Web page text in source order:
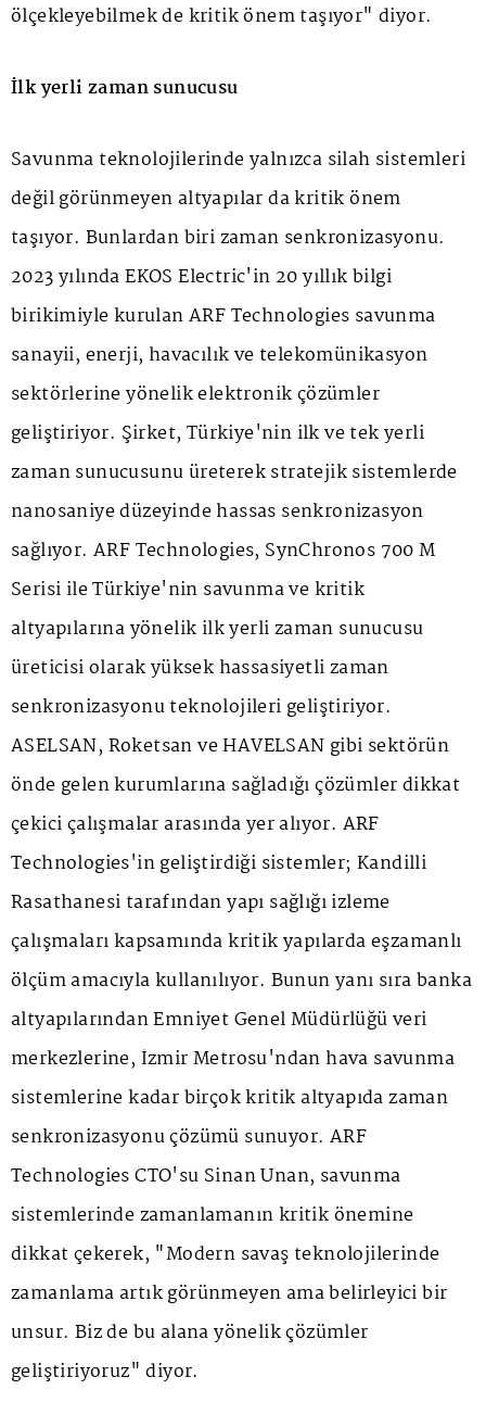
ölçekleyebilmek de kritik önem taşıyor" diyor.
İlk yerli zaman sunucusu
Savunma teknolojilerinde yalnızca silah sistemleri
değil görünmeyen altyapılar da kritik önem
taşıyor. Bunlardan biri zaman senkronizasyonu.
2023 yılında EKOS Electric'in 20 yıllık bilgi
birikimiyle kurulan ARF Technologies savunma
sanayii, enerji, havacılık ve telekomünikasyon
sektörlerine yönelik elektronik çözümler
geliştiriyor. Şirket, Türkiye'nin ilk ve tek yerli
zaman sunucusunu üreterek stratejik sistemlerde
nanosaniye düzeyinde hassas senkronizasyon
sağlıyor. ARF Technologies, SynChronos 700 M
Serisi ile Türkiye'nin savunma ve kritik
altyapılarına yönelik ilk yerli zaman sunucusu
üreticisi olarak yüksek hassasiyetli zaman
senkronizasyonu teknolojileri geliştiriyor.
ASELSAN, Roketsan ve HAVELSAN gibi sektörün
önde gelen kurumlarına sağladığı çözümler dikkat
çekici çalışmalar arasında yer alıyor. ARF
Technologies'in geliştirdiği sistemler; Kandilli
Rasathanesi tarafından yapı sağlığı izleme
çalışmaları kapsamında kritik yapılarda eşzamanlı
ölçüm amacıyla kullanılıyor. Bunun yanı sıra banka
altyapılarından Emniyet Genel Müdürlüğü veri
merkezlerine, İzmir Metrosu'ndan hava savunma
sistemlerine kadar birçok kritik altyapıda zaman
senkronizasyonu çözümü sunuyor. ARF
Technologies CTO'su Sinan Unan, savunma
sistemlerinde zamanlamanın kritik önemine
dikkat çekerek, "Modern savaş teknolojilerinde
zamanlama artık görünmeyen ama belirleyici bir
unsur. Biz de bu alana yönelik çözümler
geliştiriyoruz" diyor.